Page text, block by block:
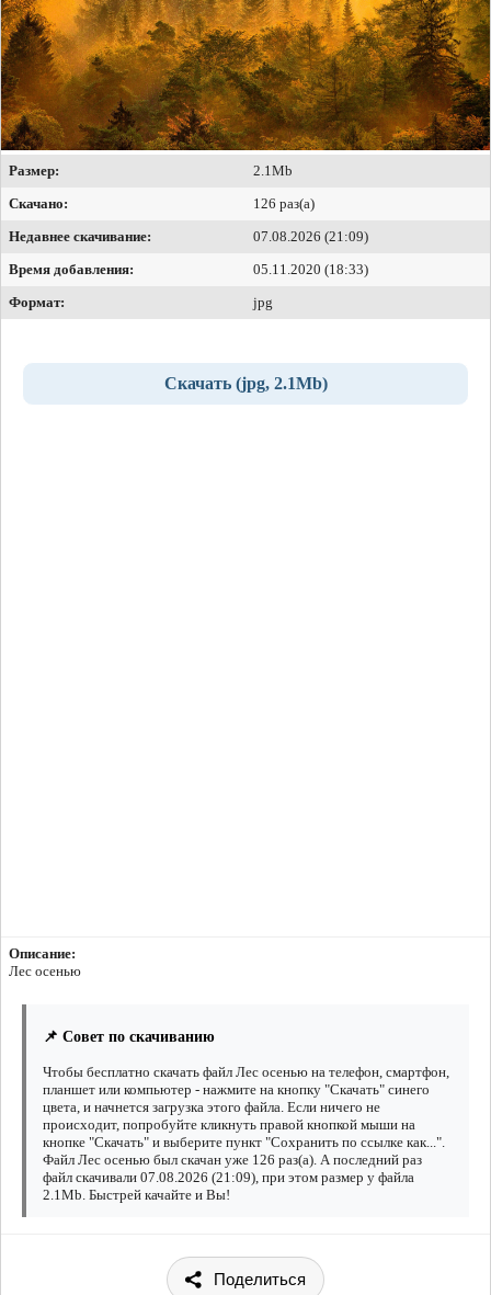
Размер:
2.1Mb
Скачано:
126 раз(а)
Недавнее скачивание:
07.08.2026 (21:09)
Время добавления:
05.11.2020 (18:33)
Формат:
jpg
Скачать (jpg, 2.1Mb)
Описание:
Лес осенью
📌 Совет по скачиванию
Чтобы бесплатно скачать файл Лес осенью на телефон, смартфон,
планшет или компьютер - нажмите на кнопку "Скачать" синего
цвета, и начнется загрузка этого файла. Если ничего не
происходит, попробуйте кликнуть правой кнопкой мыши на
кнопке "Скачать" и выберите пункт "Сохранить по ссылке как...".
Файл Лес осенью был скачан уже 126 раз(а). А последний раз
файл скачивали 07.08.2026 (21:09), при этом размер у файла
2.1Mb. Быстрей качайте и Вы!
Поделиться